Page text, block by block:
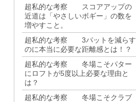
超私的な考察 スコアアップの
近道は「やさしいボギー」の数を
増やすこと。
超私的な考察 3パットを減らす
のに本当に必要な距離感とは！？
超私的な考察 冬場こそパター
にロフトが5度以上必要な理由と
は？
超私的な考察 冬場こそクラブ